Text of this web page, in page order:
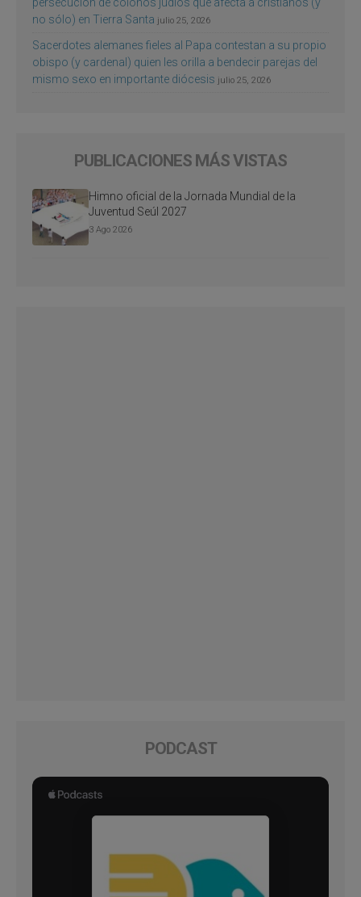
no sólo) en Tierra Santa julio 25, 2026
Sacerdotes alemanes fieles al Papa contestan a su propio
obispo (y cardenal) quien les orilla a bendecir parejas del
mismo sexo en importante diócesis julio 25, 2026
PUBLICACIONES MÁS VISTAS
Himno oficial de la Jornada Mundial de la
Juventud Seúl 2027
3 Ago 2026
PODCAST